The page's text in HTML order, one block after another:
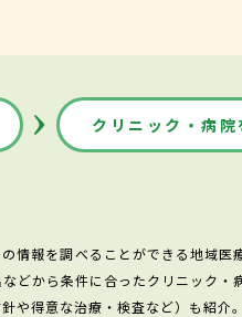
クリニック・病院
情報を調べることができる地域医
から条件に合ったクリニック・
や得意な治療・検査など）も紹介。